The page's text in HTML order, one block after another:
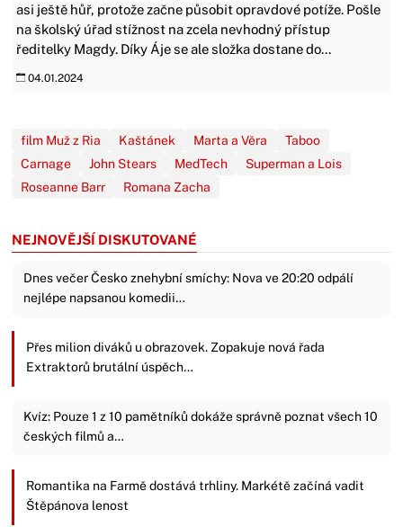
asi ještě hůř, protože začne působit opravdové potíže. Pošle
na školský úřad stížnost na zcela nevhodný přístup
ředitelky Magdy. Díky Áje se ale složka dostane do...
04.01.2024
film Muž z Ria Kaštánek Marta a Věra
Taboo
Carnage
John Stears MedTech
Superman a Lois
Roseanne Barr
Romana Zacha
NEJNOVĚJŠÍ DISKUTOVANÉ
Dnes večer Česko znehybní smíchy: Nova ve 20:20 odpálí
nejlépe napsanou komedii…
Přes milion diváků u obrazovek. Zopakuje nová řada
Extraktorů brutální úspěch…
Kvíz: Pouze 1 z 10 pamětníků dokáže správně poznat všech 10
českých filmů a…
Romantika na Farmě dostává trhliny. Markétě začíná vadit
Štěpánova lenost